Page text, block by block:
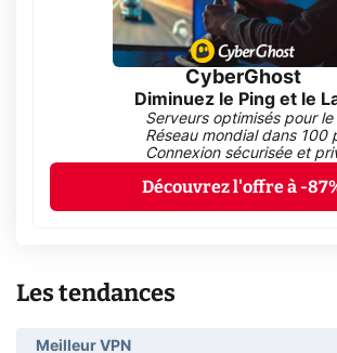
CyberGhost
Diminuez le Ping et le
Serveurs optimisés pour
Réseau mondial dans 100
Connexion sécurisée et
Découvrez l'offre à -
Les tendances
Meilleur VPN